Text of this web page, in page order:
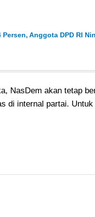
Anggota DPD RI
NasDem akan tetap
di internal partai.